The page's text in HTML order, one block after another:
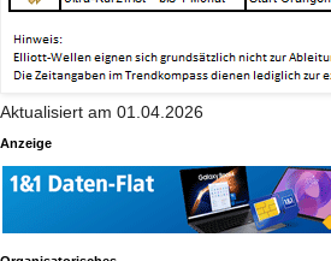
Aktualisiert am 01.04.2026
Anzeige